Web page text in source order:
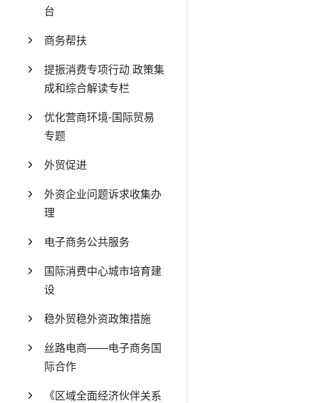
台
商务帮扶
提振消费专项行动 政策集
成和综合解读专栏
优化营商环境-国际贸易
专题
外贸促进
外资企业问题诉求收集办
理
电子商务公共服务
国际消费中心城市培育建
设
稳外贸稳外资政策措施
丝路电商——电子商务国
际合作
《区域全面经济伙伴关系